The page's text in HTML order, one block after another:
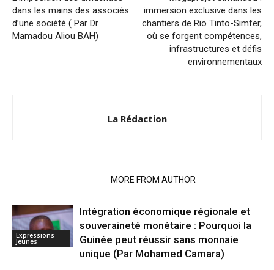
dans les mains des associés
d’une société ( Par Dr
Mamadou Aliou BAH)
immersion exclusive dans les
chantiers de Rio Tinto-Simfer,
où se forgent compétences,
infrastructures et défis
environnementaux
La Rédaction
MORE FROM AUTHOR
Expressions
Jeunes
Intégration économique régionale et
souveraineté monétaire : Pourquoi la
Guinée peut réussir sans monnaie
unique (Par Mohamed Camara)